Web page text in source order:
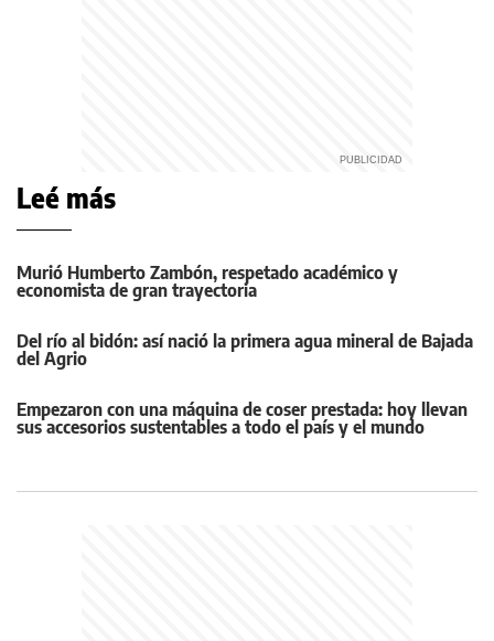
Leé más
Murió Humberto Zambón, respetado académico y
economista de gran trayectoria
Del río al bidón: así nació la primera agua mineral de Bajada
del Agrio
Empezaron con una máquina de coser prestada: hoy llevan
sus accesorios sustentables a todo el país y el mundo